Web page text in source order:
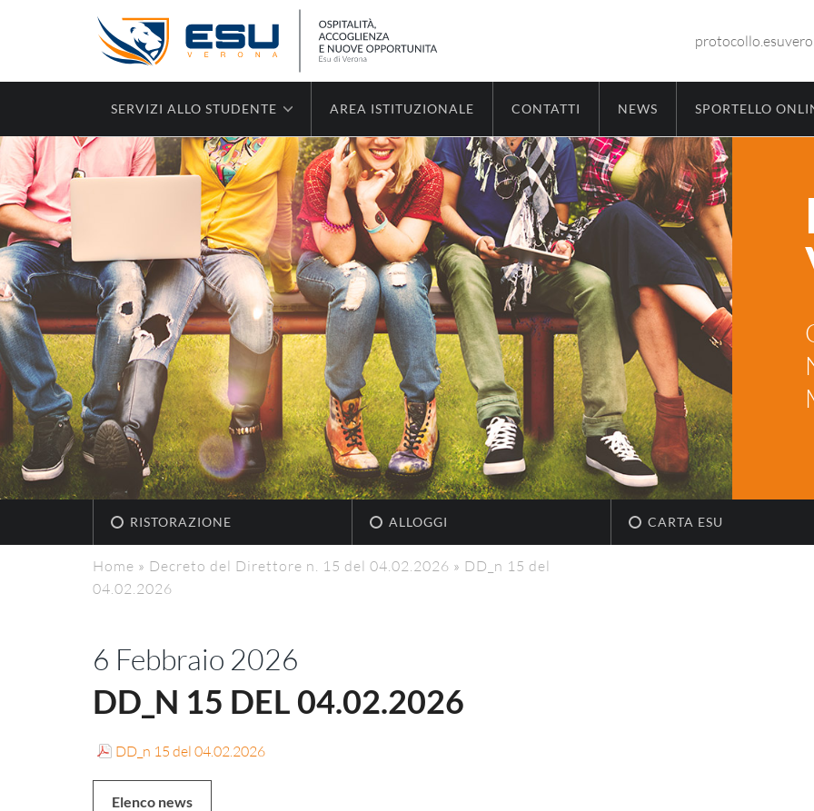
SERVIZI ALLO STUDENTE AREA ISTITUZIONALE CONTATTI NEWS SPORTELLO
RISTORAZIONE ALLOGGI CARTA ESU
Home » Decreto del Direttore n. 15 del 04.02.2026 » DD_n 15 del
04.02.2026
6 Febbraio 2026
DD_N 15 DEL 04.02.2026
DD_n 15 del 04.02.2026
Elenco news